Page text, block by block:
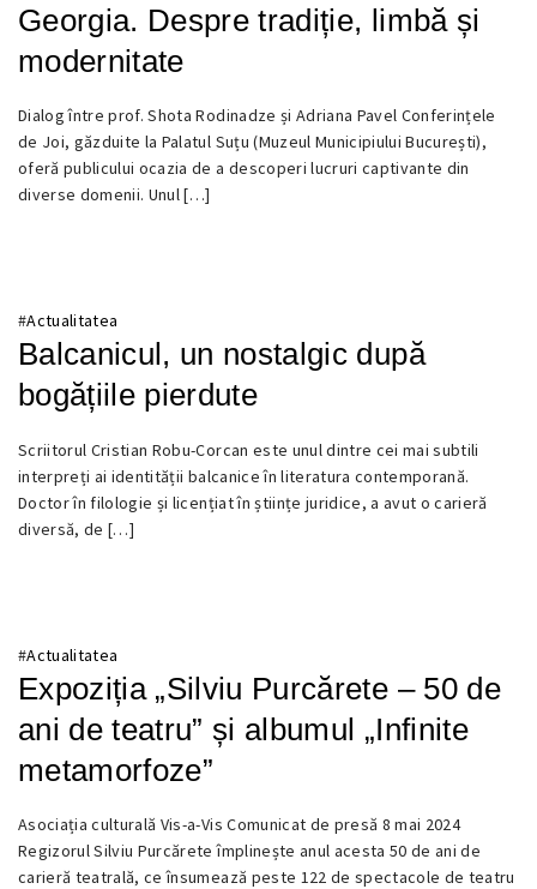
Georgia. Despre tradiție, limbă și
modernitate
7
APRILIE
2025
Dialog între prof. Shota Rodinadze și Adriana Pavel Conferințele
de Joi, găzduite la Palatul Suțu (Muzeul Municipiului București),
oferă publicului ocazia de a descoperi lucruri captivante din
diverse domenii. Unul […]
#Actualitatea
Balcanicul, un nostalgic după
bogățiile pierdute
17
MARTIE
2025
Scriitorul Cristian Robu-Corcan este unul dintre cei mai subtili
interpreți ai identității balcanice în literatura contemporană.
Doctor în filologie și licențiat în științe juridice, a avut o carieră
diversă, de […]
#Actualitatea
Expoziția „Silviu Purcărete – 50 de
ani de teatru” și albumul „Infinite
metamorfoze”
11
MAI
2024
Asociația culturală Vis-a-Vis Comunicat de presă 8 mai 2024
Regizorul Silviu Purcărete împlinește anul acesta 50 de ani de
carieră teatrală, ce însumează peste 122 de spectacole de teatru